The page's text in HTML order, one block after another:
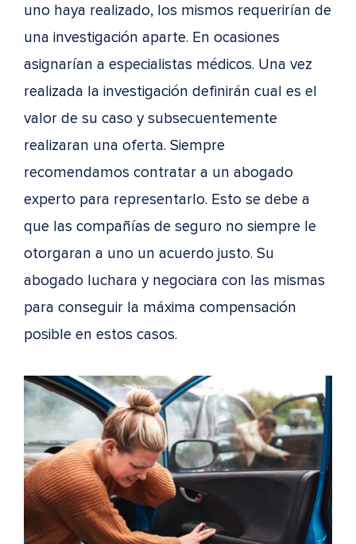
uno haya realizado, los mismos requerirían de
una investigación aparte. En ocasiones
asignarían a especialistas médicos. Una vez
realizada la investigación definirán cual es el
valor de su caso y subsecuentemente
realizaran una oferta. Siempre
recomendamos contratar a un abogado
experto para representarlo. Esto se debe a
que las compañías de seguro no siempre le
otorgaran a uno un acuerdo justo. Su
abogado luchara y negociara con las mismas
para conseguir la máxima compensación
posible en estos casos.